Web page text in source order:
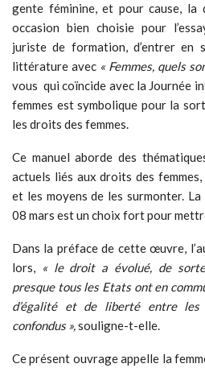
gente féminine, et pour cause, la
occasion bien choisie pour
juriste de formation, d’entrer en
littérature avec « Femmes, quels
vous qui coïncide avec la Journée
femmes est symbolique pour la
les droits des femmes.
Ce manuel aborde des
actuels liés aux droits des
et les moyens de les surmonter.
08 mars est un choix fort pour
Dans la préface de cette œuvre,
lors, « le droit a évolué, de
presque tous les Etats ont en
d’égalité et de liberté entre
confondus »,souligne-t-elle.
Ce présent ouvrage appelle la